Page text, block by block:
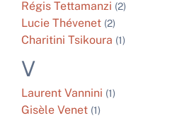
Régis Tettamanzi (2)
Lucie Thévenet (2)
Charitini Tsikoura (1)
V
Laurent Vannini (1)
Gisèle Venet (1)